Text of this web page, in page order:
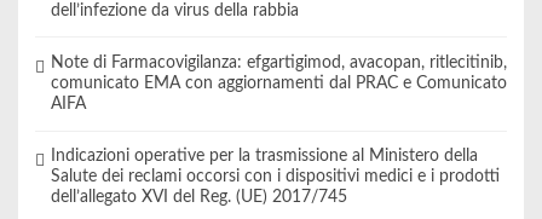
dell’infezione da virus della rabbia
Note di Farmacovigilanza: efgartigimod, avacopan, ritlecitinib,
comunicato EMA con aggiornamenti dal PRAC e Comunicato
AIFA
Indicazioni operative per la trasmissione al Ministero della
Salute dei reclami occorsi con i dispositivi medici e i prodotti
dell’allegato XVI del Reg. (UE) 2017/745